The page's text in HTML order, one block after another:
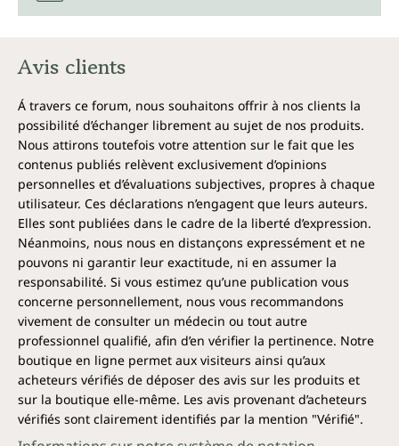
Avis clients
Á travers ce forum, nous souhaitons offrir à nos clients la
possibilité d’échanger librement au sujet de nos produits.
Nous attirons toutefois votre attention sur le fait que les
contenus publiés relèvent exclusivement d’opinions
personnelles et d’évaluations subjectives, propres à chaque
utilisateur. Ces déclarations n’engagent que leurs auteurs.
Elles sont publiées dans le cadre de la liberté d’expression.
Néanmoins, nous nous en distançons expressément et ne
pouvons ni garantir leur exactitude, ni en assumer la
responsabilité. Si vous estimez qu’une publication vous
concerne personnellement, nous vous recommandons
vivement de consulter un médecin ou tout autre
professionnel qualifié, afin d’en vérifier la pertinence. Notre
boutique en ligne permet aux visiteurs ainsi qu’aux
acheteurs vérifiés de déposer des avis sur les produits et
sur la boutique elle-même. Les avis provenant d’acheteurs
vérifiés sont clairement identifiés par la mention "Vérifié".